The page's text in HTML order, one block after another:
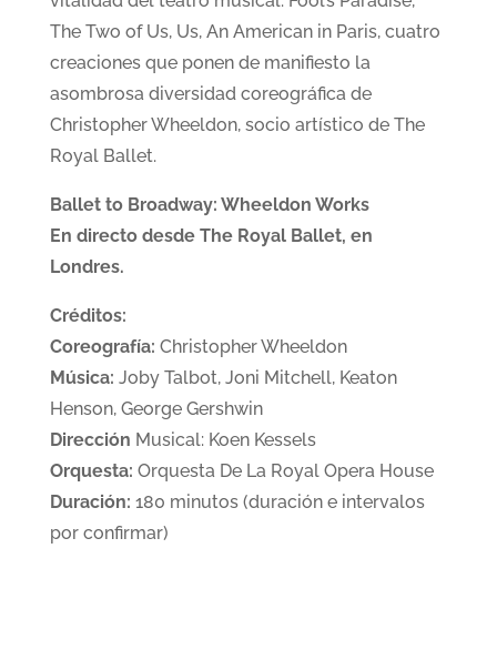
The Two of Us, Us, An American in Paris, cuatro
creaciones que ponen de manifiesto la
asombrosa diversidad coreográfica de
Christopher Wheeldon, socio artístico de The
Royal Ballet.
Ballet to Broadway: Wheeldon Works
En directo desde The Royal Ballet, en
Londres.
Créditos:
Coreografía: Christopher Wheeldon
Música: Joby Talbot, Joni Mitchell, Keaton
Henson, George Gershwin
Dirección Musical: Koen Kessels
Orquesta: Orquesta De La Royal Opera House
Duración: 180 minutos (duración e intervalos
por confirmar)